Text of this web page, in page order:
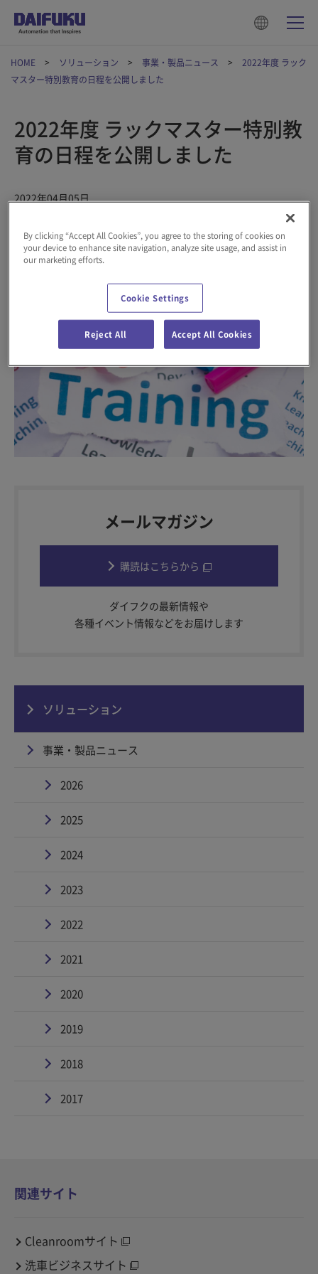
HOME ソリューション 事業・製品ニュース
2022年度 ラック
マスター特別教育の日程を公開しました
2022年度 ラックマスター特別教
育の日程を公開しました
2022年04月05日
2022年度 ラックマスター特別教育の日程を公開しました。
本日よりお申込みページにて、5月9～13日 埼玉開催の受付中で
す。
プログラム概要、受講資格、費用、FAQについては、
ページにてご確認下さい。
メールマガジン
購読はこちらから
ダイフクの最新情報や
各種イベント情報などをお届けします
ソリューション
事業・製品ニュース
2026
2025
2024
2023
2022
2021
2020
2019
2018
2017
関連サイト
Cleanroomサイト
洗車ビジネスサイト
By clicking “Accept All Cookies”, you agree to the storing of cookies on
your device to enhance site navigation, analyze site usage, and assist in
our marketing efforts.
Cookie Settings
Reject All Accept All Cookies